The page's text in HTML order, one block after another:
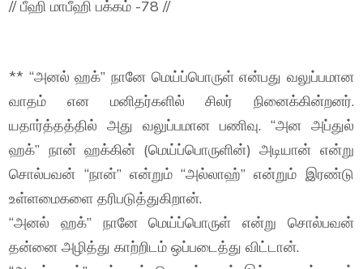
// பீஹி மாபீஹி பக்கம் -78 //
** “அனல் ஹக்” நானே மெய்ப்பொருள் என்பது வலுப்பமான
வாதம் என மனிதர்களில் சிலர் நினைக்கின்றனர்.
யதார்த்தத்தில் அது வலுப்பமான பணிவு. “அன அப்துல்
ஹக்” நான் ஹக்கின் (மெய்ப்பொருளின்) அடியான் என்று
சொல்பவன் “நான்” என்றும் “அல்லாஹ்” என்றும் இரண்டு
உள்ளமைகளை தரிபடுத்துகிறான்.
“அனல் ஹக்” நானே மெய்ப்பொருள் என்று சொல்பவன்
தன்னை அழித்து காற்றிடம் ஒப்படைத்து விட்டான்.